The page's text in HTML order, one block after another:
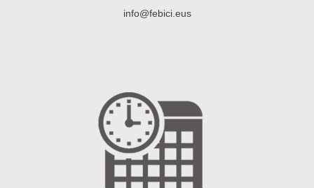
info@febici.eus